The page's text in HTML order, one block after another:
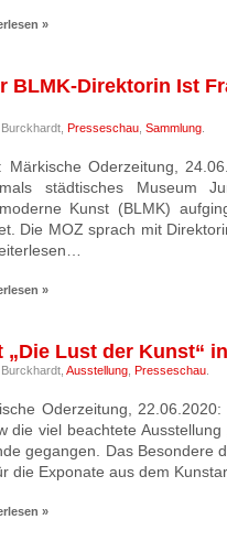
»
BLMK-Direktorin Ist
Presseschau Sammlung
Märkische Oderzeitung,
städtisches Museum
Kunst (BLMK)
Die MOZ sprach mit
»
„Die Lust der Kunst“
Ausstellung Presseschau
Oderzeitung,
die viel beachtete
gegangen. Das Besondere
die Exponate aus dem
»